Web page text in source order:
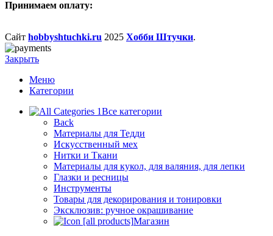
Принимаем оплату:
Сайт hobbyshtuchki.ru 2025 Хобби Штучки.
Закрыть
Меню
Категории
Все категории
Back
Материалы для Тедди
Искусственный мех
Нитки и Ткани
Материалы для кукол, для валяния, для лепки
Глазки и ресницы
Инструменты
Товары для декорирования и тонировки
Эксклюзив: ручное окрашивание
Магазин